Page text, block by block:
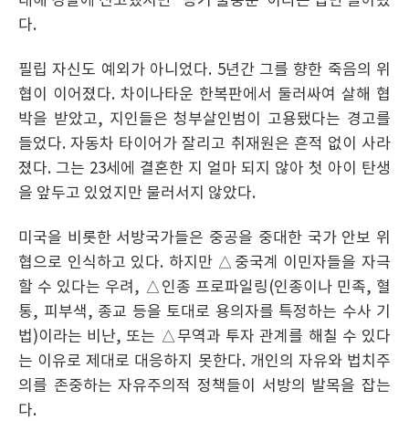
다.
필립 자신도 예외가 아니었다. 5년간 그를 향한 죽음의 위
협이 이어졌다. 차이나타운 한복판에서 둘러싸여 살해 협
박을 받았고, 지인들은 청부살인범이 고용됐다는 경고를
들었다. 자동차 타이어가 잘리고 취재원은 흔적 없이 사라
졌다. 그는 23세에 결혼한 지 얼마 되지 않아 첫 아이 탄생
을 앞두고 있었지만 물러서지 않았다.
미국을 비롯한 서방국가들은 중공을 중대한 국가 안보 위
협으로 인식하고 있다. 하지만 △중국계 이민자들을 자극
할 수 있다는 우려, △인종 프로파일링(인종이나 민족, 혈
통, 피부색, 종교 등을 토대로 용의자를 특정하는 수사 기
법)이라는 비난, 또는 △무역과 투자 관계를 해칠 수 있다
는 이유로 제대로 대응하지 못한다. 개인의 자유와 법치주
의를 존중하는 자유주의적 정책들이 서방의 발목을 잡는
다.